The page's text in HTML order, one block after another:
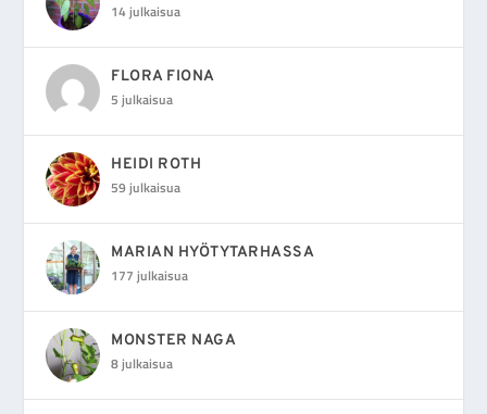
14 julkaisua
FLORA FIONA
5 julkaisua
HEIDI ROTH
59 julkaisua
MARIAN HYÖTYTARHASSA
177 julkaisua
MONSTER NAGA
8 julkaisua